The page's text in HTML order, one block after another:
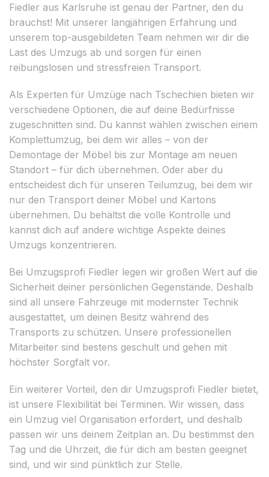
Fiedler aus Karlsruhe ist genau der Partner, den du
brauchst! Mit unserer langjährigen Erfahrung und
unserem top-ausgebildeten Team nehmen wir dir die
Last des Umzugs ab und sorgen für einen
reibungslosen und stressfreien Transport.
Als Experten für Umzüge nach Tschechien bieten wir
verschiedene Optionen, die auf deine Bedürfnisse
zugeschnitten sind. Du kannst wählen zwischen einem
Komplettumzug, bei dem wir alles – von der
Demontage der Möbel bis zur Montage am neuen
Standort – für dich übernehmen. Oder aber du
entscheidest dich für unseren Teilumzug, bei dem wir
nur den Transport deiner Möbel und Kartons
übernehmen. Du behältst die volle Kontrolle und
kannst dich auf andere wichtige Aspekte deines
Umzugs konzentrieren.
Bei Umzugsprofi Fiedler legen wir großen Wert auf die
Sicherheit deiner persönlichen Gegenstände. Deshalb
sind all unsere Fahrzeuge mit modernster Technik
ausgestattet, um deinen Besitz während des
Transports zu schützen. Unsere professionellen
Mitarbeiter sind bestens geschult und gehen mit
höchster Sorgfalt vor.
Ein weiterer Vorteil, den dir Umzugsprofi Fiedler bietet,
ist unsere Flexibilität bei Terminen. Wir wissen, dass
ein Umzug viel Organisation erfordert, und deshalb
passen wir uns deinem Zeitplan an. Du bestimmst den
Tag und die Uhrzeit, die für dich am besten geeignet
sind, und wir sind pünktlich zur Stelle.